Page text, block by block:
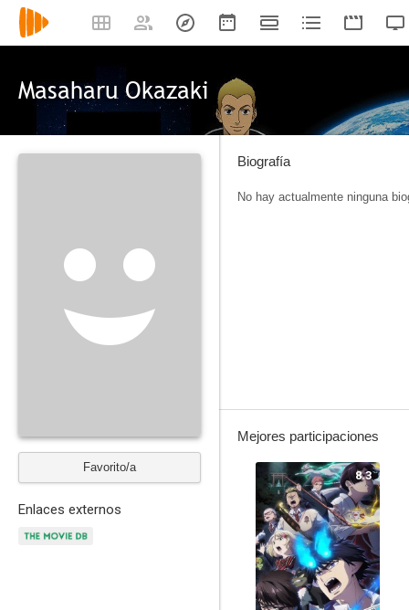
Masaharu Okazaki
Favorito/a
Enlaces externos
Biografía
No hay actualmente ninguna
Mejores participaciones
8.3